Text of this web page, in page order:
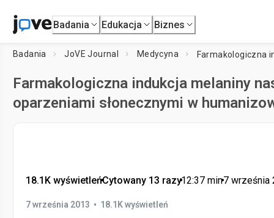
Badania Edukacja Biznes
Badania JoVE Journal Medycyna
Farmakologiczna indukcja melaniny
oparzeniami słonecznymi w
18.1K wyświetleń•Cytowany 13 razy•12:37 min•7 września
7 września 2013 • 18.1K wyświetleń